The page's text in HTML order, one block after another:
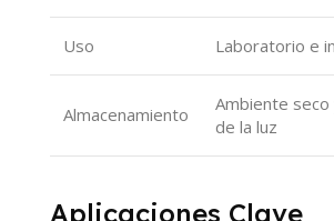
Uso Laboratorio e
Almacenamiento
Ambiente
de la luz
Aplicaciones Clave